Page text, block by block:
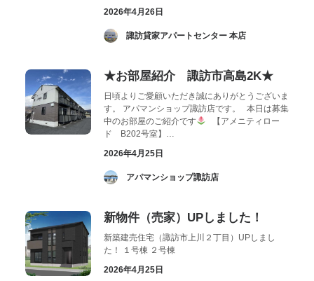
2026年4月26日
­ 諏訪貸家アパートセンター 本店
★お部屋紹介 諏訪市高島2K★
日頃よりご愛顧いただき誠にありがとうございま
す。 アパマンショップ諏訪店です。 本日は募集
中のお部屋のご紹介です
【アメニティロー
ド B202号室】…
2026年4月25日
­ アパマンショップ諏訪店
新物件（売家）UPしました！
新築建売住宅（諏訪市上川２丁目）UPしまし
た！ １号棟 ２号棟
2026年4月25日